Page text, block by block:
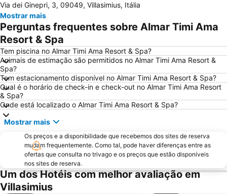
Teatro Lirico
Carlo Felice
Il Porto di Cagliari
Spiaggia Campulongu
Porto Sa Ruxi
Interior Desing Saloon
Punta Molentis
Costa Rei
Spiaggia Quartu
Quartiere del Sole
Bastione San Remy
Is Mirrionis
Torre Salinas
Borgo Sant'Elia
Marina
Anfiteatro Romano
Spiaggia Maddalena
Cala Sinzias
Villanova
Monte Mixi
Stari Grad Pula
Via dei Ginepri, 3, 09049, Villasimius, Itália
Mostrar mais
Perguntas frequentes sobre Almar Timi Ama
Resort & Spa
Tem piscina no Almar Timi Ama Resort & Spa?
Animais de estimação são permitidos no Almar Timi Ama Resort &
Spa?
Tem estacionamento disponível no Almar Timi Ama Resort & Spa?
Qual é o horário de check-in e check-out no Almar Timi Ama Resort
& Spa?
Onde está localizado o Almar Timi Ama Resort & Spa?
Mostrar mais
Os preços e a disponibilidade que recebemos dos sites de reserva
mudam frequentemente. Como tal, pode haver diferenças entre as
ofertas que consulta no trivago e os preços que estão disponíveis
nos sites de reserva.
Um dos Hotéis com melhor avaliação em
Villasimius